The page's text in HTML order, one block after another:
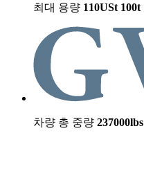
최대 용량 110USt 100t
차량 총 중량 237000lbs